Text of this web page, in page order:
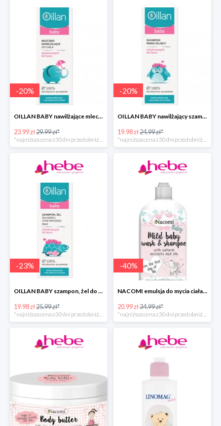
-20%
OILLAN BABY nawilżające mleczko do ciała, 200 ml
23.99 zł29.99 zł*
-20%
OILLAN BABY nawilżający szampon do włosów, 200 ml
19.98 zł24.99 zł*
-23%
OILLAN BABY szampon, żel do kąpieli i pod prysznic, 200 ml
19.98 zł25.99 zł*
*najniższa cena z 30 dni przed obniżką
-40%
NACOMI emulsja do mycia ciała dla dzieci
20.99 zł34.99 zł*
*najniższa cena z 30 dni przed obniżką